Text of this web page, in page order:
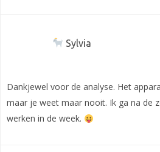
Sylvia
Dankjewel voor de analyse. Het
maar je weet maar nooit. Ik ga na de
werken in de week.